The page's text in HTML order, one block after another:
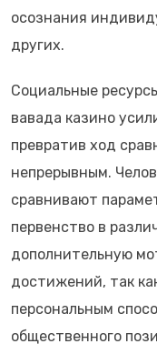
осознания
других.
Социальные
вавада казино
превратив ход
непрерывным.
сравнивают
первенство в
дополнительную
достижений, так
персональным
общественного